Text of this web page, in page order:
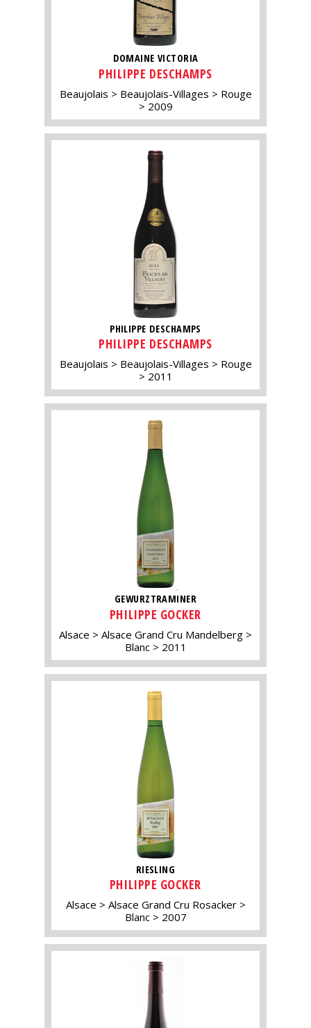
DOMAINE VICTORIA
PHILIPPE DESCHAMPS
Beaujolais Beaujolais-Villages
Rouge
2009
PHILIPPE DESCHAMPS
PHILIPPE DESCHAMPS
Beaujolais Beaujolais-Villages
Rouge
2011
GEWURZTRAMINER
PHILIPPE GOCKER
Alsace
Alsace Grand Cru Mandelberg
Blanc
2011
RIESLING
PHILIPPE GOCKER
Alsace
Alsace Grand Cru Rosacker
Blanc
2007